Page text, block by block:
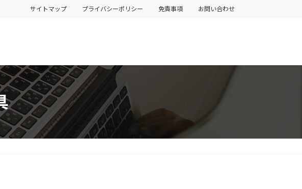
サイトマップ プライバシーポリシー 免責事項 お問い合わせ